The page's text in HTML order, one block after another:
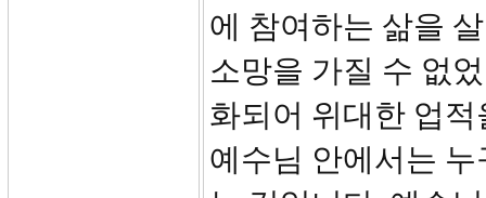
에 참여하는 삶을
소망을 가질 수 없
화되어 위대한 업
예수님 안에서는